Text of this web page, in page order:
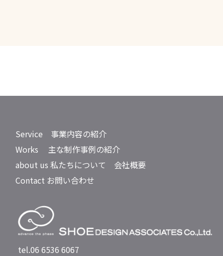
tel.06 6536 6067
Service 事業内容の紹介
Works 主な制作事例の紹介
about us 私たちについて 会社概要
Contact お問い合わせ